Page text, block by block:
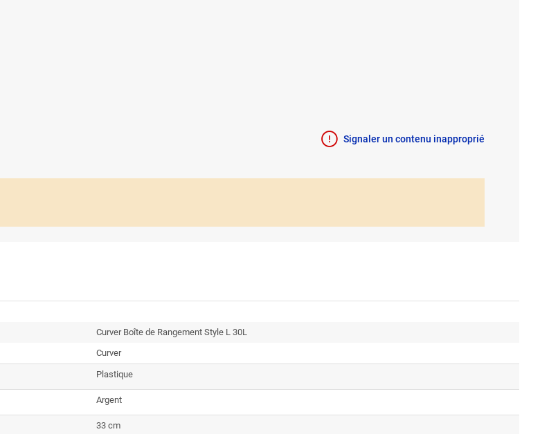
Signaler un contenu inapproprié
Curver Boîte de Rangement Style L 30L
Curver
Plastique
Argent
33 cm